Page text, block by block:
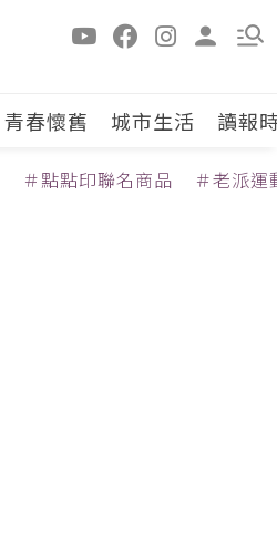
青春懷舊 城市生活 讀報
＃點點印聯名商品 ＃老派運